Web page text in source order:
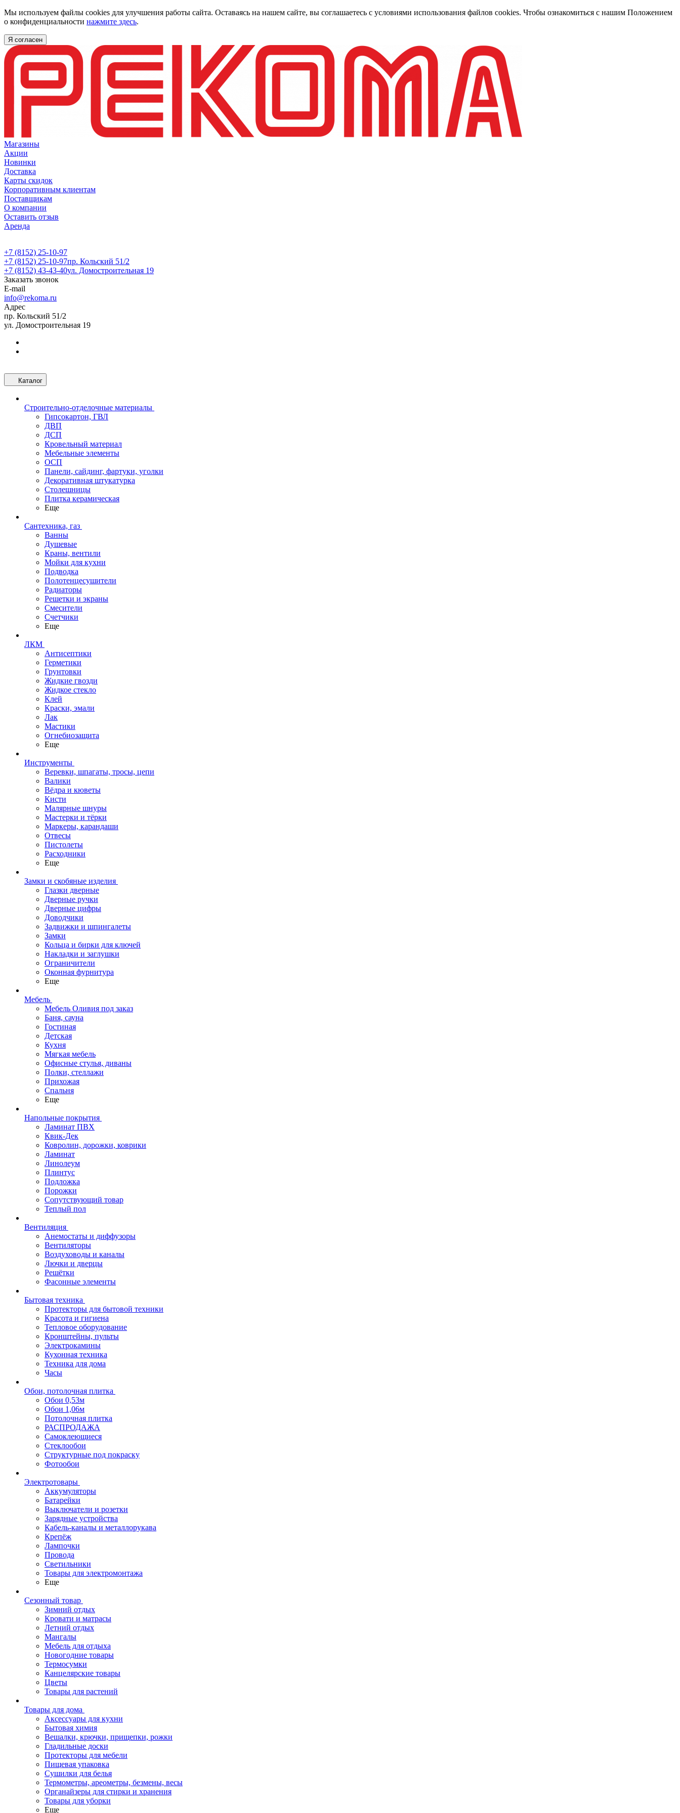
Мы используем файлы cookies для улучшения работы сайта. Оставаясь на нашем сайте, вы соглашаетесь с условиями использования файлов cookies. Чтобы ознакомиться с нашим Положением
о конфиденциальности нажмите здесь.
Я согласен
Магазины
Акции
Новинки
Доставка
Карты скидок
Корпоративным клиентам
Поставщикам
О компании
Оставить отзыв
Аренда
+7 (8152) 25-10-97
+7 (8152) 25-10-97пр. Кольский 51/2
+7 (8152) 43-43-40ул. Домостроительная 19
Заказать звонок
E-mail
info@rekoma.ru
Адрес
пр. Кольский 51/2
ул. Домостроительная 19
Каталог
Строительно-отделочные материалы
Гипсокартон, ГВЛ
ДВП
ДСП
Кровельный материал
Мебельные элементы
ОСП
Панели, сайдинг, фартуки, уголки
Декоративная штукатурка
Столешницы
Плитка керамическая
Еще
Сантехника, газ
Ванны
Душевые
Краны, вентили
Мойки для кухни
Подводка
Полотенцесушители
Радиаторы
Решетки и экраны
Смесители
Счетчики
Еще
ЛКМ
Антисептики
Герметики
Грунтовки
Жидкие гвозди
Жидкое стекло
Клей
Краски, эмали
Лак
Мастики
Огнебиозащита
Еще
Инструменты
Веревки, шпагаты, тросы, цепи
Валики
Вёдра и кюветы
Кисти
Малярные шнуры
Мастерки и тёрки
Маркеры, карандаши
Отвесы
Пистолеты
Расходники
Еще
Замки и скобяные изделия
Глазки дверные
Дверные ручки
Дверные цифры
Доводчики
Задвижки и шпингалеты
Замки
Кольца и бирки для ключей
Накладки и заглушки
Ограничители
Оконная фурнитура
Еще
Мебель
Мебель Оливия под заказ
Баня, сауна
Гостиная
Детская
Кухня
Мягкая мебель
Офисные стулья, диваны
Полки, стеллажи
Прихожая
Спальня
Еще
Напольные покрытия
Ламинат ПВХ
Квик-Дек
Ковролин, дорожки, коврики
Ламинат
Линолеум
Плинтус
Подложка
Порожки
Сопутствующий товар
Теплый пол
Вентиляция
Анемостаты и диффузоры
Вентиляторы
Воздуховоды и каналы
Лючки и дверцы
Решётки
Фасонные элементы
Бытовая техника
Протекторы для бытовой техники
Красота и гигиена
Тепловое оборудование
Кронштейны, пульты
Электрокамины
Кухонная техника
Техника для дома
Часы
Обои, потолочная плитка
Обои 0,53м
Обои 1,06м
Потолочная плитка
РАСПРОДАЖА
Самоклеющиеся
Стеклообои
Структурные под покраску
Фотообои
Электротовары
Аккумуляторы
Батарейки
Выключатели и розетки
Зарядные устройства
Кабель-каналы и металлорукава
Крепёж
Лампочки
Провода
Светильники
Товары для электромонтажа
Еще
Сезонный товар
Зимний отдых
Кровати и матрасы
Летний отдых
Мангалы
Мебель для отдыха
Новогодние товары
Термосумки
Канцелярские товары
Цветы
Товары для растений
Товары для дома
Аксессуары для кухни
Бытовая химия
Вешалки, крючки, прищепки, рожки
Гладильные доски
Протекторы для мебели
Пищевая упаковка
Сушилки для белья
Термометры, ареометры, безмены, весы
Органайзеры для стирки и хранения
Товары для уборки
Еще